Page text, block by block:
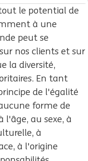
le potential de
à une
peut se
nos clients et sur
la diversité,
En tant
de l'égalité
forme de
l'âge, au sexe, à
à
à l'origine